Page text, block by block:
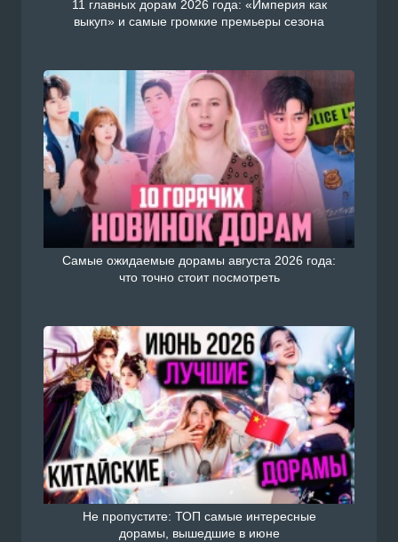
11 главных дорам 2026 года: «Империя как
выкуп» и самые громкие премьеры сезона
Самые ожидаемые дорамы августа 2026 года:
что точно стоит посмотреть
Не пропустите: ТОП самые интересные
дорамы, вышедшие в июне